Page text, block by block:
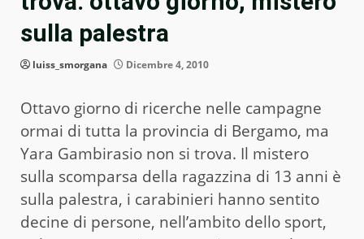
sulla palestra
luiss_smorgana Dicembre 4, 2010
Ottavo giorno di ricerche nelle campagne
ormai di tutta la provincia di Bergamo, ma
Yara Gambirasio non si trova. Il mistero
sulla scomparsa della ragazzina di 13 anni è
sulla palestra, i carabinieri hanno sentito
decine di persone, nell’ambito dello sport,